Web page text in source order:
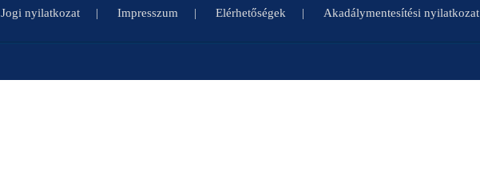
Jogi nyilatkozat Impresszum Elérhetőségek Akadálymentesítési nyilatkozat